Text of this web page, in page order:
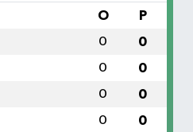
O P
0 0
0 0
0 0
0 0